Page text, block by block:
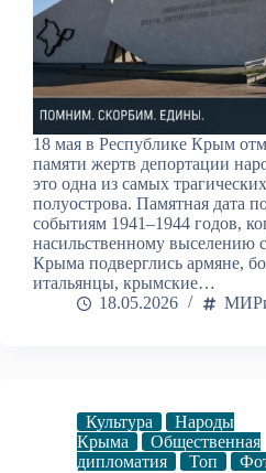
18 мая в Республике Крым
памяти жертв депортации
это одна из самых
полуострова. Памятная дата
событиям 1941–1944 годов,
насильственному выселению
Крыма подверглись армяне,
итальянцы, крымские…
18.05.2026
Культура
Народы
Крыма
Общественная
дипломатия
Топ